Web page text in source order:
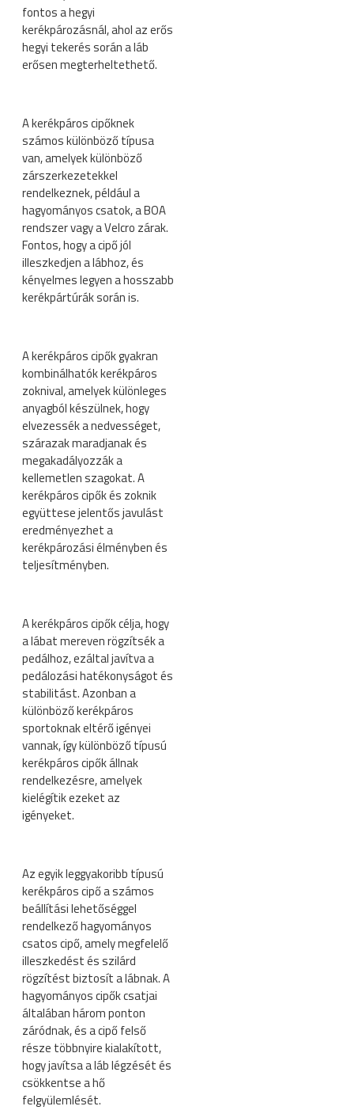
fontos a hegyi
kerékpározásnál, ahol az erős
hegyi tekerés során a láb
erősen megterheltethető.
A kerékpáros cipőknek
számos különböző típusa
van, amelyek különböző
zárszerkezetekkel
rendelkeznek, például a
hagyományos csatok, a BOA
rendszer vagy a Velcro zárak.
Fontos, hogy a cipő jól
illeszkedjen a lábhoz, és
kényelmes legyen a hosszabb
kerékpártúrák során is.
A kerékpáros cipők gyakran
kombinálhatók kerékpáros
zoknival, amelyek különleges
anyagból készülnek, hogy
elvezessék a nedvességet,
szárazak maradjanak és
megakadályozzák a
kellemetlen szagokat. A
kerékpáros cipők és zoknik
együttese jelentős javulást
eredményezhet a
kerékpározási élményben és
teljesítményben.
A kerékpáros cipők célja, hogy
a lábat mereven rögzítsék a
pedálhoz, ezáltal javítva a
pedálozási hatékonyságot és
stabilitást. Azonban a
különböző kerékpáros
sportoknak eltérő igényei
vannak, így különböző típusú
kerékpáros cipők állnak
rendelkezésre, amelyek
kielégítik ezeket az
igényeket.
Az egyik leggyakoribb típusú
kerékpáros cipő a számos
beállítási lehetőséggel
rendelkező hagyományos
csatos cipő, amely megfelelő
illeszkedést és szilárd
rögzítést biztosít a lábnak. A
hagyományos cipők csatjai
általában három ponton
záródnak, és a cipő felső
része többnyire kialakított,
hogy javítsa a láb légzését és
csökkentse a hő
felgyülemlését.